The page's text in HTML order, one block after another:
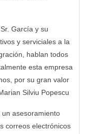
García y su
y serviciales a la
hablan todos
esta empresa
por su gran valor
Silviu Popescu
asesoramiento
correos electrónicos